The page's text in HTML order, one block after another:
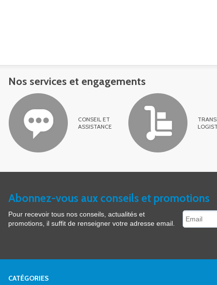
Nos services et engagements
CONSEIL ET
ASSISTANCE
Abonnez-vous aux conseils et promotions
Pour recevoir tous nos conseils, actualités et
promotions, il suffit de renseigner votre adresse email.
CATÉGORIES